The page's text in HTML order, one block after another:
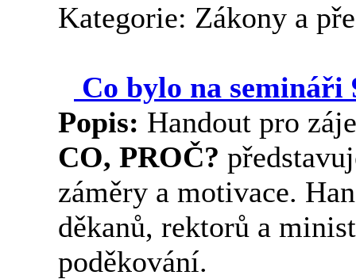
Kategorie: Zákony a
Co bylo na semináři
Popis: Handout pro
CO, PROČ?
záměry a motivace.
děkanů, rektorů a
poděkování.